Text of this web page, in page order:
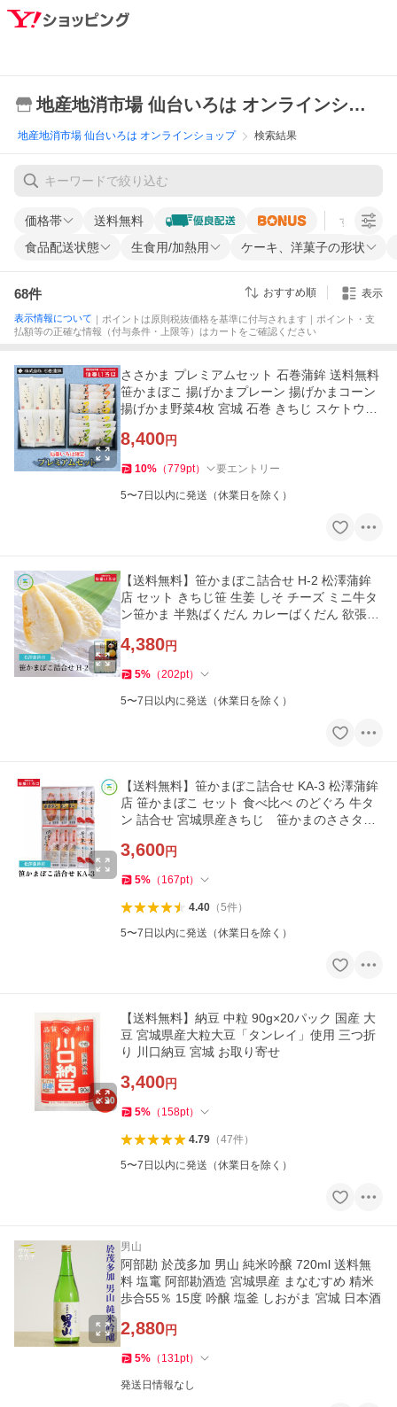
地産地消市場 仙台いろは オンラインショップ
地産地消市場 仙台いろは オンラインショップ 検索結果
価格帯 送料無料 すべての条
食品配送状態 生食用/加熱用 ケーキ、洋菓子の形状
68件 おすすめ順 表示
表示情報について ｜ポイントは原則税抜価格を基準に付与されます｜ポイント・支
払額等の正確な情報（付与条件・上限等）はカートをご確認ください
ささかま プレミアムセット 石巻蒲鉾 送料無料
笹かまぼこ 揚げかまプレーン 揚げかまコーン
揚げかま野菜4枚 宮城 石巻 きちじ スケトウダ
8,400円
10% （779pt） 要エントリー
5〜7日以内に発送（休業日を除く）
【送料無料】笹かまぼこ詰合せ H-2 松澤蒲鉾
店 セット きちじ笹 生姜 しそ チーズ ミニ牛タ
ン笹かま 半熟ばくだん カレーばくだん 欲張り
4,380円
5% （202pt）
5〜7日以内に発送（休業日を除く）
【送料無料】笹かまぼこ詰合せ KA-3 松澤蒲鉾
店 笹かまぼこ セット 食べ比べ のどぐろ 牛タ
ン 詰合せ 宮城県産きちじ 笹かまのささタン
3,600円
5% （ 167pt）
4.40（5件）
5〜7日以内に発送（休業日を除く）
【送料無料】納豆 中粒 90g×20パック 国産 大
豆 宮城県産大粒大豆「タンレイ」使用 三つ折
り 川口納豆 宮城 お取り寄せ
3,400円
5% （ 158pt）
4.79（47件）
5〜7日以内に発送（休業日を除く）
男山
阿部勘 於茂多加 男山 純米吟醸 720ml 送料無
料 塩竃 阿部勘酒造 宮城県産 まなむすめ 精米
歩合55％ 15度 吟醸 塩釜 しおがま 宮城 日本酒
2,880円
5% （ 131pt）
発送日情報なし